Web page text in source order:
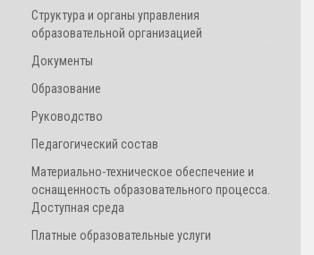
Структура и органы управления
образовательной организацией
Документы
Образование
Руководство
Педагогический состав
Материально-техническое обеспечение и
оснащенность образовательного процесса.
Доступная среда
Платные образовательные услуги